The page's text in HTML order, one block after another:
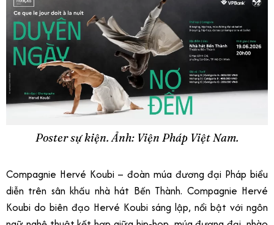
Poster sự kiện. Ảnh: Viện Pháp Việt Nam.
Compagnie Hervé Koubi – đoàn múa đương đại Pháp biểu
diễn trên sân khấu nhà hát Bến Thành. Compagnie Hervé
Koubi do biên đạo Hervé Koubi sáng lập, nổi bật với ngôn